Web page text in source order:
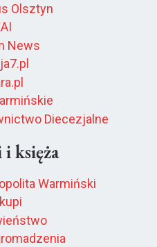
Olsztyn
News
Diecezjalne
księża
Warmiński